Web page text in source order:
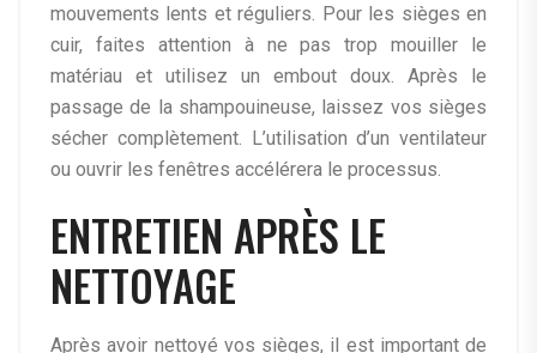
mouvements lents et réguliers. Pour les sièges en
cuir, faites attention à ne pas trop mouiller le
matériau et utilisez un embout doux. Après le
passage de la shampouineuse, laissez vos sièges
sécher complètement. L’utilisation d’un ventilateur
ou ouvrir les fenêtres accélérera le processus.
ENTRETIEN APRÈS LE
NETTOYAGE
Après avoir nettoyé vos sièges, il est important de